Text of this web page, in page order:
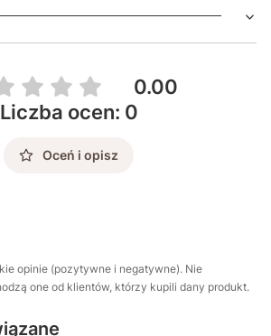
0.00
Liczba ocen: 0
Oceń i opisz
opinie (pozytywne i negatywne). Nie
one od klientów, którzy kupili dany produkt.